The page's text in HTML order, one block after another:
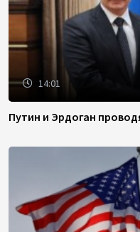
14:01
Путин и Эрдоган